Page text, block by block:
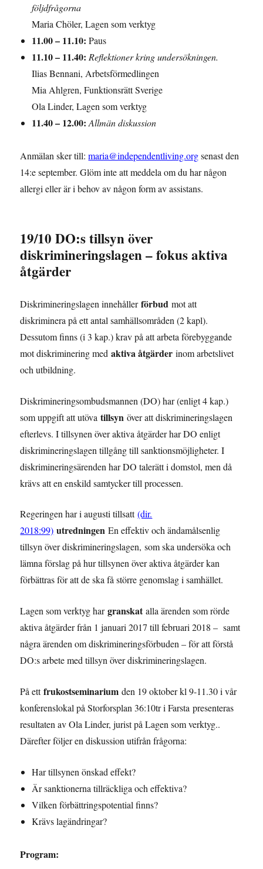
följdfrågorna
Maria Chöler, Lagen som verktyg
11.00 – 11.10:Paus
11.10 – 11.40:Reflektioner kring undersökningen.
Ilias Bennani, Arbetsförmedlingen
Mia Ahlgren, Funktionsrätt Sverige
Ola Linder, Lagen som verktyg
11.40 – 12.00:Allmän diskussion
Anmälan sker till:maria@independentliving.orgsenast den
14:e september. Glöm inte att meddela om du har någon
allergi eller är i behov av någon form av assistans.
19/10 DO:s tillsyn över
diskrimineringslagen – fokus aktiva
åtgärder
Diskrimineringslagen innehållerförbud mot att
diskriminera på ett antal samhällsområden (2 kapl).
Dessutom finns (i 3 kap.) krav på att arbeta förebyggande
mot diskriminering medaktiva åtgärder inom arbetslivet
och utbildning.
Diskrimineringsombudsmannen (DO) har (enligt 4 kap.)
som uppgift att utövatillsyn över att diskrimineringslagen
efterlevs. I tillsynen över aktiva åtgärder har DO enligt
diskrimineringslagen tillgång till sanktionsmöjligheter. I
diskrimineringsärenden har DO talerätt i domstol, men då
krävs att en enskild samtycker till processen.
Regeringen har i augusti tillsatt(dir.
2018:99) utredningen En effektiv och ändamålsenlig
tillsyn över diskrimineringslagen, som ska undersöka och
lämna förslag på hur tillsynen över aktiva åtgärder kan
förbättras för att de ska få större genomslag i samhället.
Lagen som verktyg hargranskatalla ärenden som rörde
aktiva åtgärder från 1 januari 2017 till februari 2018 – samt
några ärenden om diskrimineringsförbuden – för att förstå
DO:s arbete med tillsyn över diskrimineringslagen.
På ettfrukostseminarium den 19 oktober kl 9-11.30 i vår
konferenslokal på Storforsplan 36:10tr i Farsta presenteras
resultaten av Ola Linder, jurist på Lagen som verktyg..
Därefter följer en diskussion utifrån frågorna:
Har tillsynen önskad effekt?
Är sanktionerna tillräckliga och effektiva?
Vilken förbättringspotential finns?
Krävs lagändringar?
Program: